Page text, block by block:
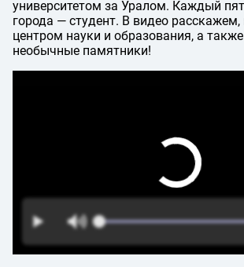
университетом за Уралом. Каждый
города — студент. В видео
центром науки и образования, а
необычные памятники!